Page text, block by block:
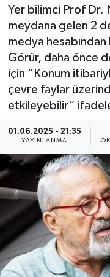
Yer bilimci Prof Dr.
meydana gelen 2
medya
Görür, daha önce
için “Konum
çevre faylar
etkileyebilir”
01.06.2025 - 21:35
YAYINLANMA
Haber Arşivi